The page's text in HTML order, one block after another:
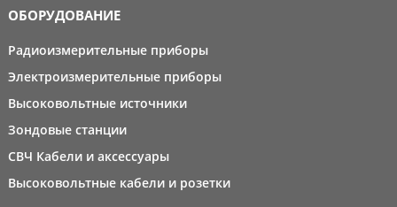
ОБОРУДОВАНИЕ
Радиоизмерительные приборы
Электроизмерительные приборы
Высоковольтные источники
Зондовые станции
СВЧ Кабели и аксессуары
Высоковольтные кабели и розетки